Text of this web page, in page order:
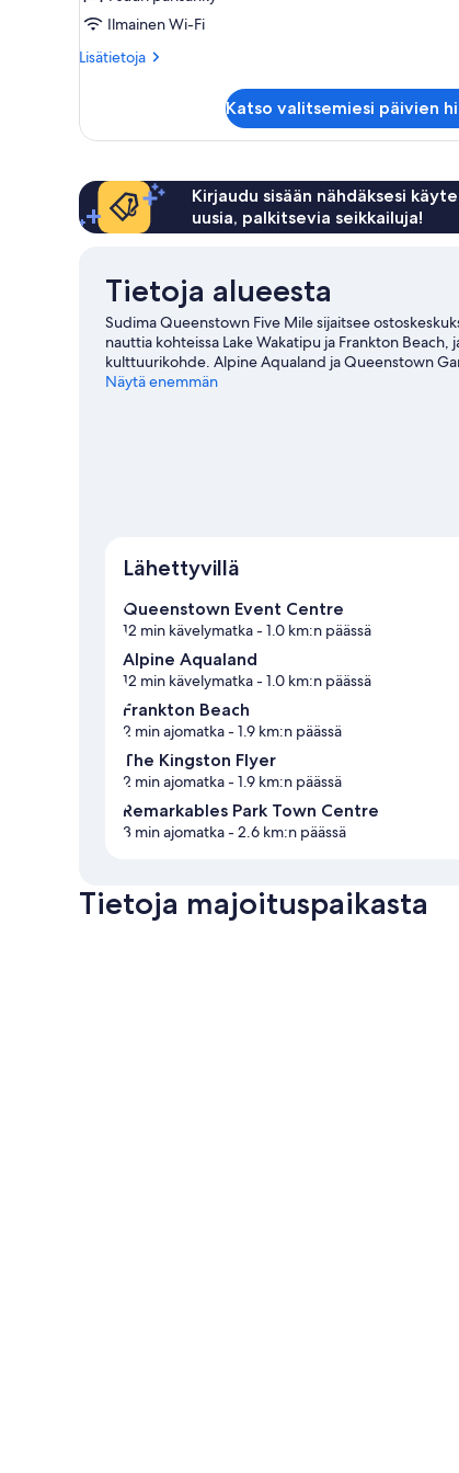
View
King
Ilmainen Wi-Fi
Lisätietoja
Lisätietoja
King
Katso valitsemiesi päivien
Kirjaudu sisään nähdäksesi
uusia, palkitsevia seikkailuja!
Tietoja alueesta
Sudima Queenstown Five Mile sijaitsee
nauttia kohteissa Lake Wakatipu ja Frankton
kulttuurikohde. Alpine Aqualand ja Queenstown
viinitilaretkelle ja hemmotella itseäsi kauneus-/
Näytä enemmän
Lähettyvillä
Queenstown Event Centre
12 min kävelymatka- 1.0 km:n päässä
Alpine Aqualand
12 min kävelymatka- 1.0 km:n päässä
Frankton Beach
2 min ajomatka- 1.9 km:n päässä
The Kingston Flyer
2 min ajomatka- 1.9 km:n päässä
Remarkables Park Town Centre
3 min ajomatka- 2.6 km:n päässä
Tietoja majoituspaikasta